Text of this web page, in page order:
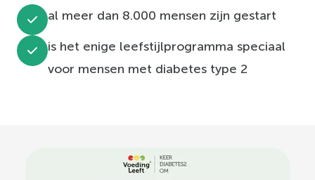
al meer dan 8.000 mensen zijn gestart
is het enige leefstijlprogramma speciaal
voor mensen met diabetes type 2